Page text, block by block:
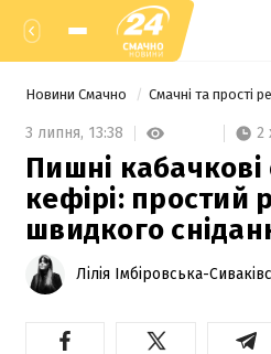
Новини Смачно Смачні та прості
3 липня, 13:38 2
Пишні
кефірі: простий
швидкого
Лілія Імбіровська-